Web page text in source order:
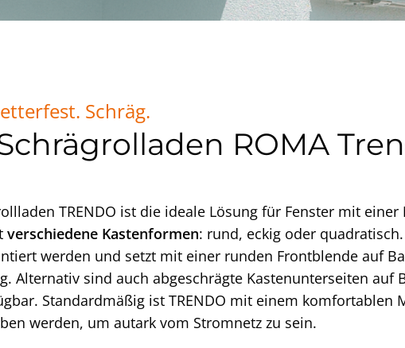
Schräg.
ROMA
TRENDO ist die ideale Lösung für Fenster mit einer
verschiedene Kastenformen: rund, eckig oder
werden und setzt mit einer runden Frontblende auf
Alternativ sind auch abgeschrägte Kastenunterseiten auf
Standardmäßig ist TRENDO mit einem
werden, um autark vom Stromnetz zu sein.